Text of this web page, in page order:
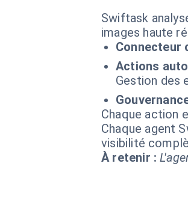
Swiftask
images haute
Connecteur
Actions
Gestion des
Chaque action
Chaque agent
visibilité
À retenir :